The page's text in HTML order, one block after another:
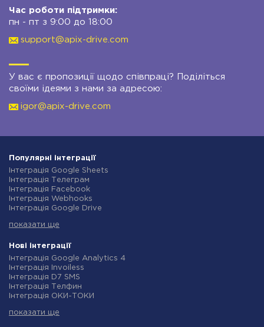
Час роботи підтримки:
пн - пт з 9:00 до 18:00
support@apix-drive.com
У вас є пропозиції щодо співпраці? Поділіться
своїми ідеями з нами за адресою:
igor@apix-drive.com
Популярні інтеграції
Інтеграція Google Sheets
Інтеграція Телеграм
Інтеграція Facebook
Інтеграція Webhooks
Інтеграція Google Drive
Інтеграція Gmail
Інтеграція Rozetka
Інтеграція OpenAI (ChatGPT)
Інтеграція Binotel
Інтеграція Prom
Інтеграція Приват24
Інтеграція OLX
Інтеграція SendPulse
показати ще
Нові інтеграції
Інтеграція Google Analytics 4
Інтеграція Invoiless
Інтеграція D7 SMS
Інтеграція Телфин
Інтеграція ОКИ-ТОКИ
Інтеграція Microsoft Dynamics 365
показати ще